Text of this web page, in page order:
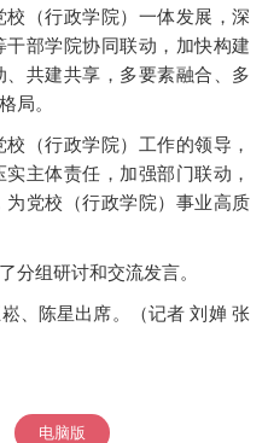
（行政学院）一体发展，深
部学院协同联动，加快构建
共建共享，多要素融合、多
局。
（行政学院）工作的领导，
主体责任，加强部门联动，
党校（行政学院）事业高质
组研讨和交流发言。
陈星出席。（记者 刘婵 张
电脑版